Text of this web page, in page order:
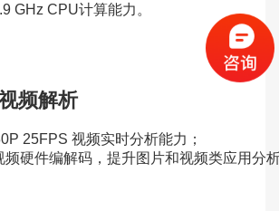
GHz CPU计算能力。
频解析
25FPS 视频实时分析能力；
频硬件编解码，提升图片和视频类应用分